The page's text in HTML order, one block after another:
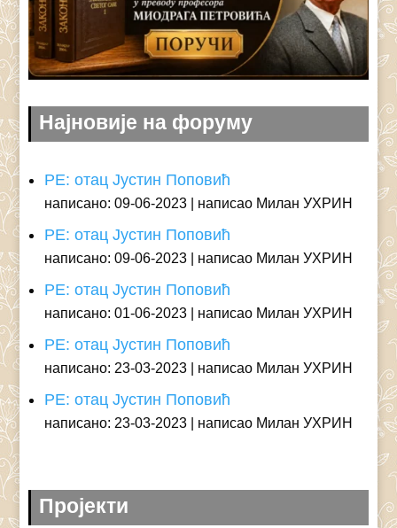
Најновије на форуму
РЕ: отац Јустин Поповић
написано: 09-06-2023 написао Милан УХРИН
РЕ: отац Јустин Поповић
написано: 09-06-2023 написао Милан УХРИН
РЕ: отац Јустин Поповић
написано: 01-06-2023 написао Милан УХРИН
РЕ: отац Јустин Поповић
написано: 23-03-2023 написао Милан УХРИН
РЕ: отац Јустин Поповић
написано: 23-03-2023 написао Милан УХРИН
Пројекти